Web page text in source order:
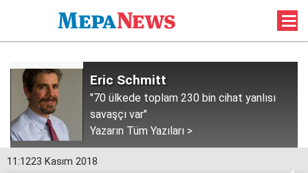
Eric Schmitt
"70 ülkede toplam 230 bin cihat yanlısı
savaşçı var"
Yazarın Tüm Yazıları >
11:1223 Kasım 2018